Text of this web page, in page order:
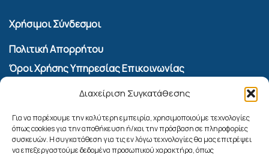
Διαχείριση Συγκατάθεσης
Για να παρέχουμε την καλύτερη εμπειρία, χρησιμοποιούμε τεχνολογίες
όπως cookies για την αποθήκευση ή/και την πρόσβαση σε πληροφορίες
συσκευών. Η συγκατάθεση για τις εν λόγω τεχνολογίες θα μας επιτρέψει
να επεξεργαστούμε δεδομένα προσωπικού χαρακτήρα, όπως
Χρήσιμοι Σύνδεσμοι
Πολιτική Απορρήτου
Όροι Χρήσης Υπηρεσίας Επικοινωνίας
Πολιτική Cookies (ΕΕ)
Αναζήτηση